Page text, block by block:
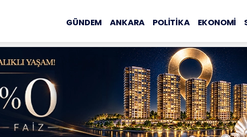
GÜNDEM ANKARA POLİTİKA EKONOMİ